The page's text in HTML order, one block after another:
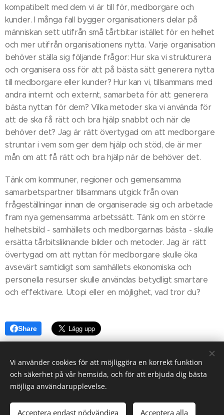
kompatibelt med dem vi är till för, medborgare och
kunder. I många fall bygger organisationers delar på
människan sett utifrån små tårtbitar istället för en helhet
och mer utifrån organisationens nytta. Varje organisation
behöver ställa sig följande frågor: Hur ska vi strukturera
och organisera oss för att på bästa sätt generera nytta
till medborgare eller kunder? Hur kan vi, tillsammans med
andra internt och externt, samarbeta för att generera
bästa nyttan för dem? Vilka metoder ska vi använda för
att de ska få rätt och bra hjälp snabbt och när de
behöver det? Jag är rätt övertygad om att medborgare
struntar i vem som ger dem hjälp och stöd, de är mer
mån om att få rätt och bra hjälp när de behöver det.
Tänk om kommuner, regioner och gemensamma
samarbetspartner tillsammans utgick från ovan
frågeställningar innan de organiserade sig och arbetade
fram nya gemensamma arbetssätt. Tänk om en större
helhetsbild - samhällets och medborgarnas bästa - skulle
ersätta tårbitsliknande bilder och metoder. Jag är rätt
övertygad om att nyttan för medborgare skulle öka
avsevärt samtidigt som samhällets ekonomiska och
personella resurser skulle användas betydligt smartare
och effektivare. Utopi eller en möjlighet, vad tror du?
Share
Klefsjö Consulting, Långgatan 30 A, 974 32 Luleå, 070-99 69648,
annika@klefsjo.nu
Vi använder cookies för att möjliggöra en korrekt funktion
och säkerhet på vår hemsida, och för att erbjuda dig bästa
möjliga användarupplevelse.
Acceptera endast nödvändiga Acceptera alla